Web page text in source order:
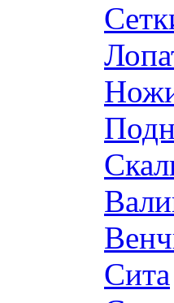
Сита